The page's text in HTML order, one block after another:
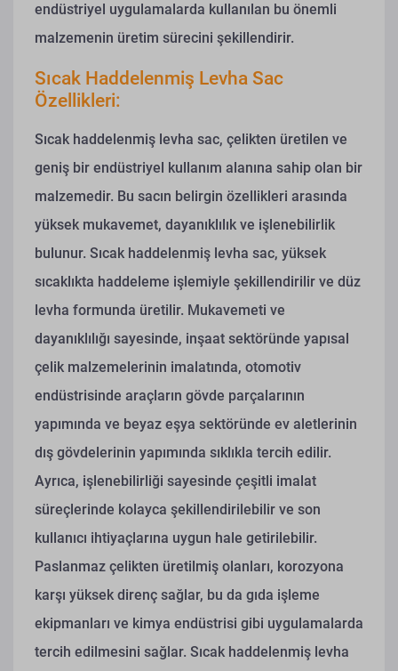
endüstriyel uygulamalarda kullanılan bu önemli
malzemenin üretim sürecini şekillendirir.
Sıcak Haddelenmiş Levha Sac
Özellikleri:
Sıcak haddelenmiş levha sac, çelikten üretilen ve
geniş bir endüstriyel kullanım alanına sahip olan bir
malzemedir. Bu sacın belirgin özellikleri arasında
yüksek mukavemet, dayanıklılık ve işlenebilirlik
bulunur. Sıcak haddelenmiş levha sac, yüksek
sıcaklıkta haddeleme işlemiyle şekillendirilir ve düz
levha formunda üretilir. Mukavemeti ve
dayanıklılığı sayesinde, inşaat sektöründe yapısal
çelik malzemelerinin imalatında, otomotiv
endüstrisinde araçların gövde parçalarının
yapımında ve beyaz eşya sektöründe ev aletlerinin
dış gövdelerinin yapımında sıklıkla tercih edilir.
Ayrıca, işlenebilirliği sayesinde çeşitli imalat
süreçlerinde kolayca şekillendirilebilir ve son
kullanıcı ihtiyaçlarına uygun hale getirilebilir.
Paslanmaz çelikten üretilmiş olanları, korozyona
karşı yüksek direnç sağlar, bu da gıda işleme
ekipmanları ve kimya endüstrisi gibi uygulamalarda
tercih edilmesini sağlar. Sıcak haddelenmiş levha